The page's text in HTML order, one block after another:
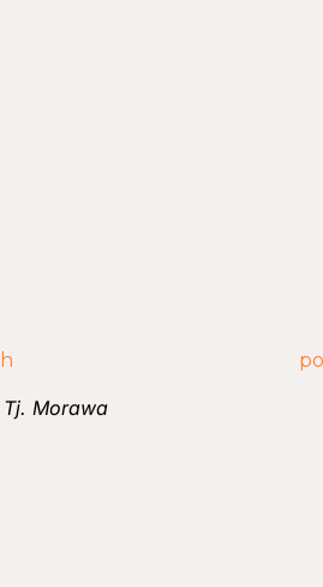
Morawa